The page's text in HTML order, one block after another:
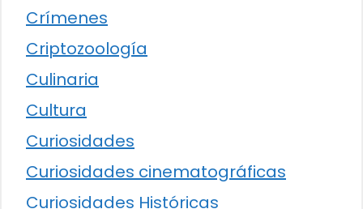
Crímenes
Criptozoología
Culinaria
Cultura
Curiosidades
Curiosidades cinematográficas
Curiosidades Históricas